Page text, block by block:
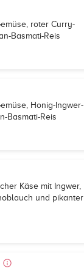
roter Curry-
Basmati-Reis
Honig-Ingwer-
Basmati-Reis
Käse mit Ingwer,
und pikanter